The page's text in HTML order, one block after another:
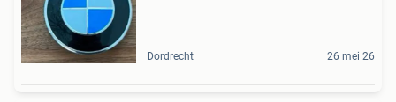
Dordrecht 26 mei 26